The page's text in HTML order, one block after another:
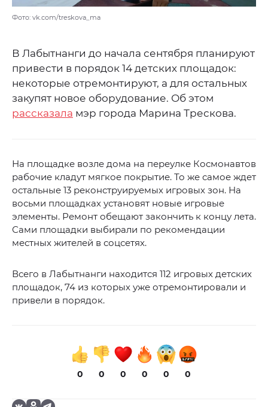
Фото: vk.com/treskova_ma
В Лабытнанги до начала сентября планируют
привести в порядок 14 детских площадок:
некоторые отремонтируют, а для остальных
закупят новое оборудование. Об этом
рассказала мэр города Марина Трескова.
На площадке возле дома на переулке Космонавтов
рабочие кладут мягкое покрытие. То же самое ждет
остальные 13 реконструируемых игровых зон. На
восьми площадках установят новые игровые
элементы. Ремонт обещают закончить к концу лета.
Сами площадки выбирали по рекомендации
местных жителей в соцсетях.
Всего в Лабытнанги находится 112 игровых детских
площадок, 74 из которых уже отремонтировали и
привели в порядок.
0 0 0 0 0 0